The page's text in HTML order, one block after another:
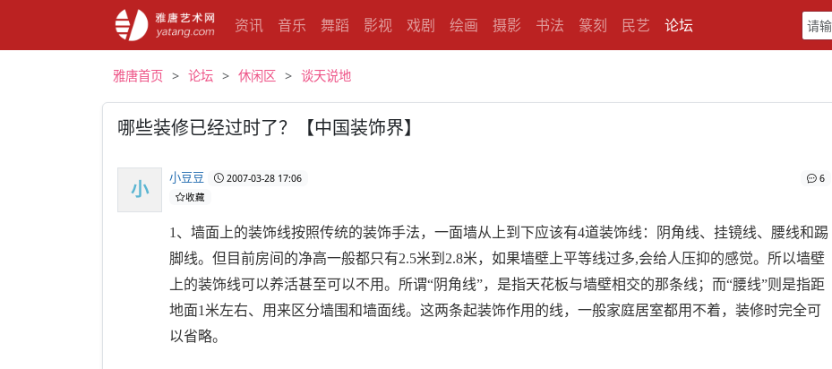
资讯 音乐 舞蹈 影视 戏剧 绘画 摄影 书法 篆刻 民艺 论坛
雅唐首页 论坛 休闲区 谈天说地
哪些装修已经过时了？【中国装饰界】
小 小豆豆
2007-03-28 17:06
收藏
6
1 、 墙面上的装饰线按照传统的装饰手法，一面墙从上到下应该有4道装饰线：阴角线、挂镜线、腰线和踢
脚线。但目前房间的净高一般都只有2.5米到 2.8米，如果墙壁上平等线过多,会给人压抑的感觉。所以墙壁
上的装饰线可以养活甚至可以不用。所谓“阴角线”，是指天花板与墙壁相交的那条线；而“腰线”则是指距
地面1 米左右、用来区分墙围和墙面线。这两条起装饰作用的线，一般家庭居室都用不着，装修时完全可
以省略。